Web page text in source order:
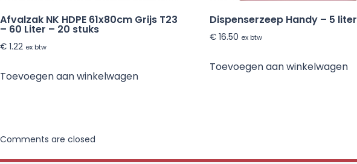
Afvalzak NK HDPE 61x80cm Grijs T23
– 60 Liter – 20 stuks
€ 1.22 ex btw
Toevoegen aan winkelwagen
Dispenserzeep Handy – 5 liter
€ 16.50 ex btw
Toevoegen aan winkelwagen
Comments are closed